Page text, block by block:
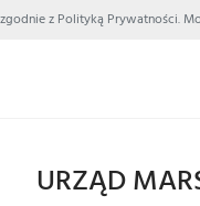
z Polityką
URZĄD